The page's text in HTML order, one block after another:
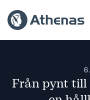
Från pynt till